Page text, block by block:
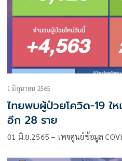
1 มิถุนายน 2565
ไทยพบผู้ป่วยโควิด-19 ใ
อีก 28 ราย
01 มิ.ย.2565 – เพจศูนย์ข้อมูล